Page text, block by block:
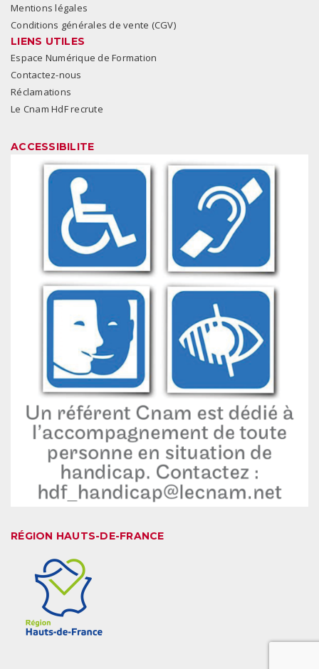
Mentions légales
Conditions générales de vente (CGV)
LIENS UTILES
Espace Numérique de Formation
Contactez-nous
Réclamations
Le Cnam HdF recrute
ACCESSIBILITE
RÉGION HAUTS-DE-FRANCE